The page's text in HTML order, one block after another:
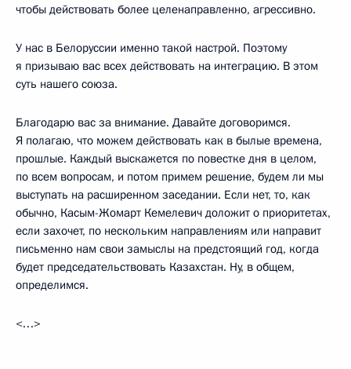
чтобы действовать более целенаправленно, агрессивно.
У нас в Белоруссии именно такой настрой. Поэтому
я призываю вас всех действовать на интеграцию. В этом
суть нашего союза.
Благодарю вас за внимание. Давайте договоримся.
Я полагаю, что можем действовать как в былые времена,
прошлые. Каждый выскажется по повестке дня в целом,
по всем вопросам, и потом примем решение, будем ли мы
выступать на расширенном заседании. Если нет, то, как
обычно, Касым-Жомарт Кемелевич доложит о приоритетах,
если захочет, по нескольким направлениям или направит
письменно нам свои замыслы на предстоящий год, когда
будет председательствовать Казахстан. Ну, в общем,
определимся.
<…>